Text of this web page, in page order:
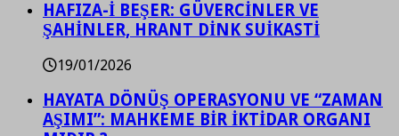
HAFIZA-İ BEŞER: GÜVERCİNLER VE
ŞAHİNLER, HRANT DİNK SUİKASTİ
19/01/2026
HAYATA DÖNÜŞ OPERASYONU VE “ZAMAN
AŞIMI”: MAHKEME BİR İKTİDAR ORGANI